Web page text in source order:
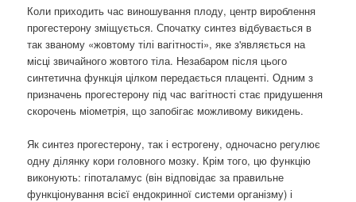
Коли приходить час виношування плоду, центр вироблення
прогестерону зміщується. Спочатку синтез відбувається в
так званому «жовтому тілі вагітності», яке з'являється на
місці звичайного жовтого тіла. Незабаром після цього
синтетична функція цілком передається плаценті. Одним з
призначень прогестерону під час вагітності стає придушення
скорочень міометрія, що запобігає можливому викидень.
Як синтез прогестерону, так і естрогену, одночасно регулює
одну ділянку кори головного мозку. Крім того, цю функцію
виконують: гіпоталамус (він відповідає за правильне
функціонування всієї ендокринної системи організму) і